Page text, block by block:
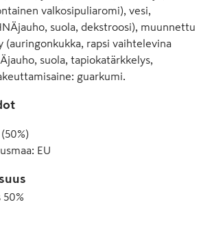
valkosipuliaromi), vesi,
suola, dekstroosi), muunnettu
(auringonkukka, rapsi vaihtelevina
suola, tapiokatärkkelys,
guarkumi.
EU
50%